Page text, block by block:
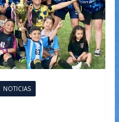
NOTICIAS